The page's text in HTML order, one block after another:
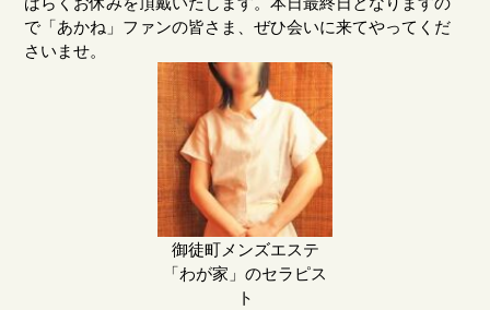
で「あかね」ファンの皆さま、ぜひ会いに来てやってくだ
さいませ。
御徒町メンズエステ
「わが家」のセラピス
ト